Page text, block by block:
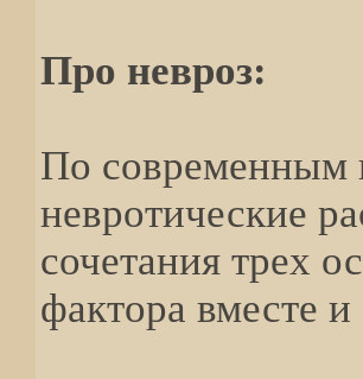
Про невроз:
По современным
невротические
сочетания трех
фактора вместе